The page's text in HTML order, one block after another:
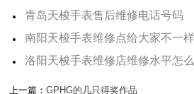
青岛天梭手表售后维修电话号码
南阳天梭手表维修点给大家不一
洛阳天梭手表维修店维修水平怎
上一篇：GPHG的几只得奖作品